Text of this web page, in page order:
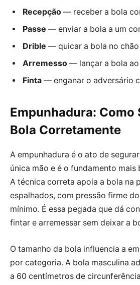
Recepção — receber a bola
Passe — enviar a bola a um
Drible — quicar a bola no
Arremesso — lançar a bola
Finta — enganar o adversário
Empunhadura: Como
Bola Corretamente
A empunhadura é o ato de
única mão e é o fundamento mais
A técnica correta apoia a bola na
espalhados, com pressão firme
mínimo. É essa pegada que dá
fintar e arremessar sem deixar a
O tamanho da bola influencia a
por categoria. A bola masculina
a 60 centímetros de